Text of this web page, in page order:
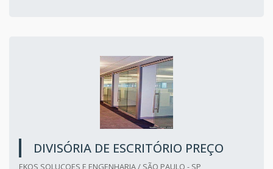
DIVISÓRIA DE ESCRITÓRIO PREÇO
EKOS SOLUCOES E ENGENHARIA / SÃO PAULO - SP